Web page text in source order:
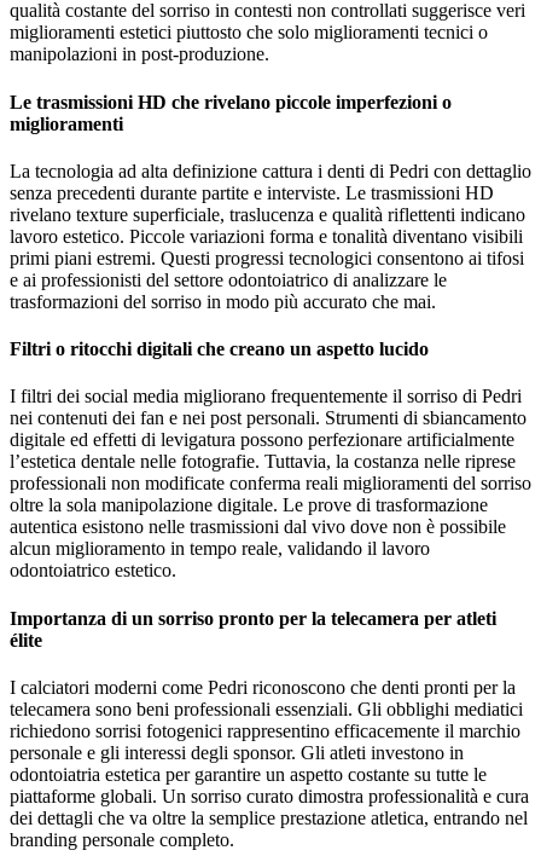
qualità costante del sorriso in contesti non controllati suggerisce veri
miglioramenti estetici piuttosto che solo miglioramenti tecnici o
manipolazioni in post-produzione.
Le trasmissioni HD che rivelano piccole imperfezioni o
miglioramenti
La tecnologia ad alta definizione cattura i denti di Pedri con dettaglio
senza precedenti durante partite e interviste. Le trasmissioni HD
rivelano texture superficiale, traslucenza e qualità riflettenti indicano
lavoro estetico. Piccole variazioni forma e tonalità diventano visibili
primi piani estremi. Questi progressi tecnologici consentono ai tifosi
e ai professionisti del settore odontoiatrico di analizzare le
trasformazioni del sorriso in modo più accurato che mai.
Filtri o ritocchi digitali che creano un aspetto lucido
I filtri dei social media migliorano frequentemente il sorriso di Pedri
nei contenuti dei fan e nei post personali. Strumenti di sbiancamento
digitale ed effetti di levigatura possono perfezionare artificialmente
l’estetica dentale nelle fotografie. Tuttavia, la costanza nelle riprese
professionali non modificate conferma reali miglioramenti del sorriso
oltre la sola manipolazione digitale. Le prove di trasformazione
autentica esistono nelle trasmissioni dal vivo dove non è possibile
alcun miglioramento in tempo reale, validando il lavoro
odontoiatrico estetico.
Importanza di un sorriso pronto per la telecamera per atleti
élite
I calciatori moderni come Pedri riconoscono che denti pronti per la
telecamera sono beni professionali essenziali. Gli obblighi mediatici
richiedono sorrisi fotogenici rappresentino efficacemente il marchio
personale e gli interessi degli sponsor. Gli atleti investono in
odontoiatria estetica per garantire un aspetto costante su tutte le
piattaforme globali. Un sorriso curato dimostra professionalità e cura
dei dettagli che va oltre la semplice prestazione atletica, entrando nel
branding personale completo.